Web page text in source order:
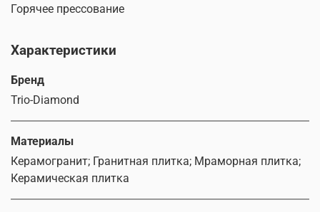
Горячее прессование
Характеристики
Бренд
Trio-Diamond
Материалы
Керамогранит; Гранитная плитка; Мраморная плитка;
Керамическая плитка